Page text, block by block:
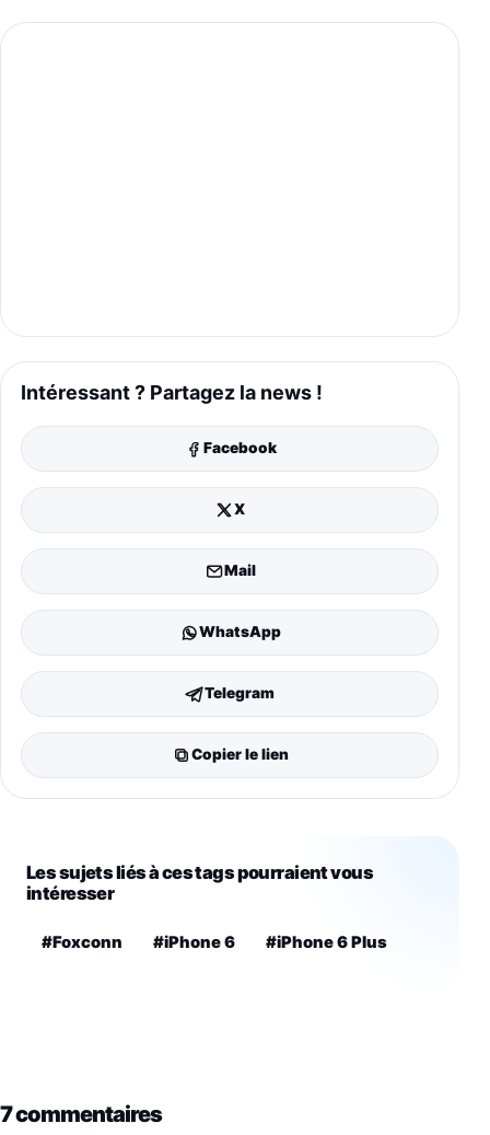
Intéressant ? Partagez la news !
Facebook
X
Mail
WhatsApp
Telegram
Copier le lien
Les sujets liés à ces tags pourraient vous
intéresser
#Foxconn #iPhone 6 #iPhone 6 Plus
7 commentaires